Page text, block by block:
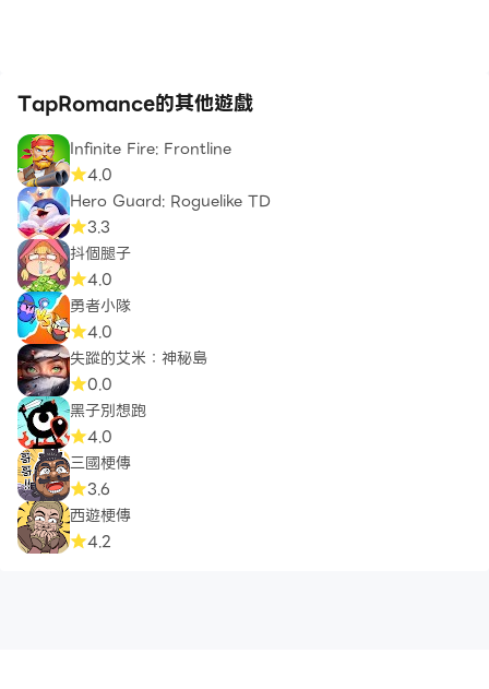
TapRomance的其他遊戲
Infinite Fire: Frontline
4.0
Hero Guard: Roguelike TD
3.3
抖個腿子
4.0
勇者小隊
4.0
失蹤的艾米：神秘島
0.0
黑子別想跑
4.0
三國梗傳
3.6
西遊梗傳
4.2